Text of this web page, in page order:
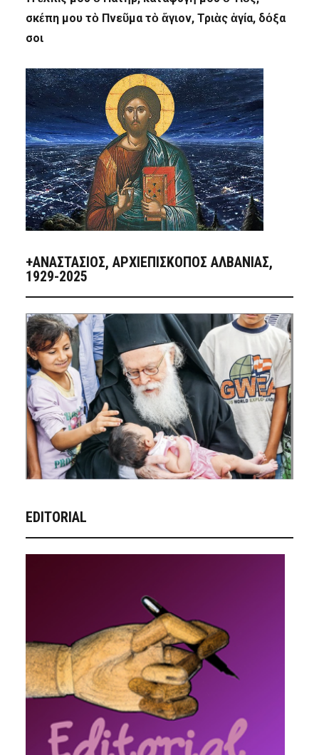
σκέπη μου τὸ Πνεῦμα τὸ ἅγιον, Τριὰς ἁγία, δόξα
σοι
+ΑΝΑΣΤΆΣΙΟΣ, ΑΡΧΙΕΠΊΣΚΟΠΟΣ ΑΛΒΑΝΊΑΣ,
1929-2025
EDITORIAL